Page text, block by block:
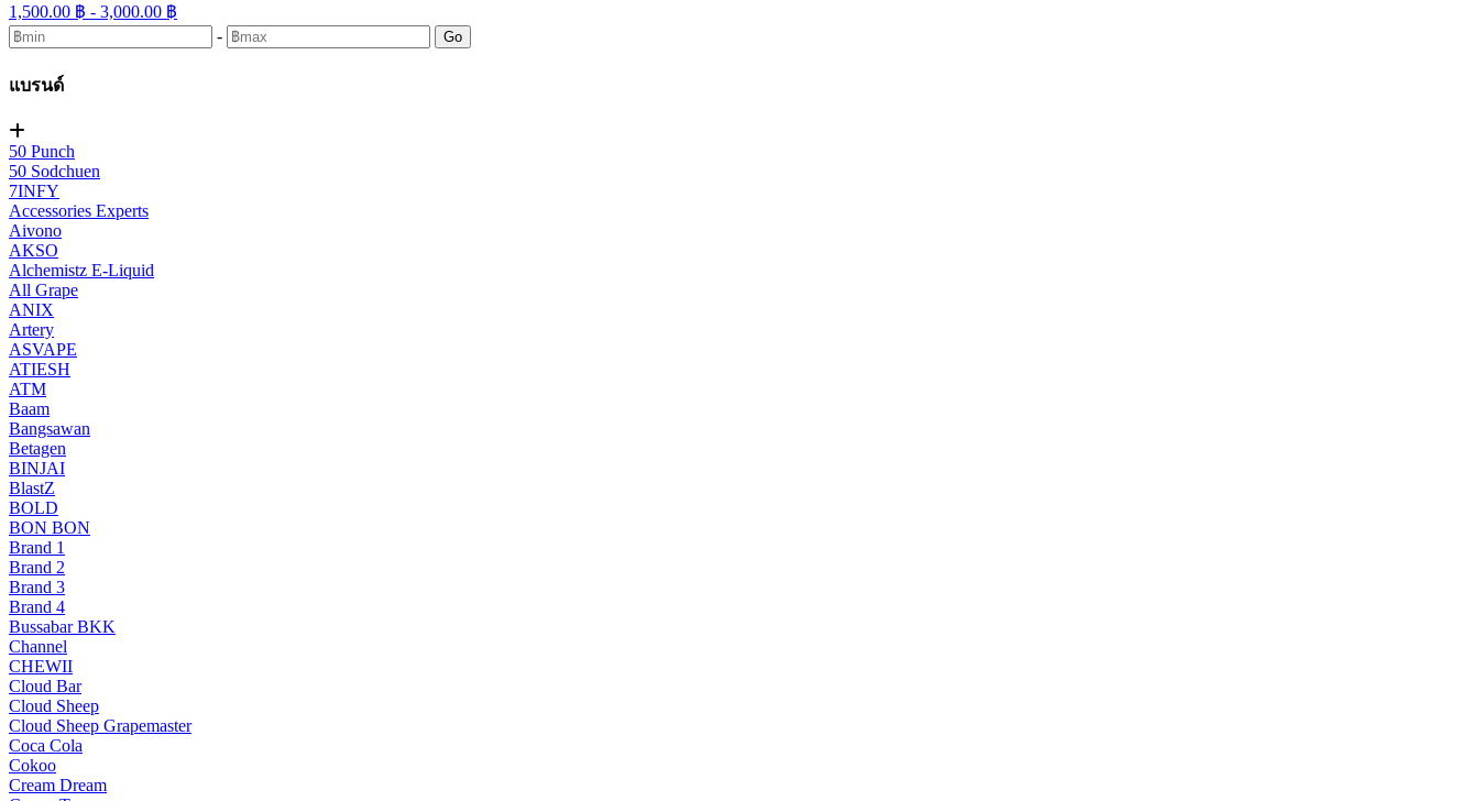
1,500.00 ฿ - 3,000.00 ฿
-
Go
แบรนด์
50 Punch
50 Sodchuen
7INFY
Accessories Experts
Aivono
AKSO
Alchemistz E-Liquid
All Grape
ANIX
Artery
ASVAPE
ATIESH
ATM
Baam
Bangsawan
Betagen
BINJAI
BlastZ
BOLD
BON BON
Brand 1
Brand 2
Brand 3
Brand 4
Bussabar BKK
Channel
CHEWII
Cloud Bar
Cloud Sheep
Cloud Sheep Grapemaster
Coca Cola
Cokoo
Cream Dream